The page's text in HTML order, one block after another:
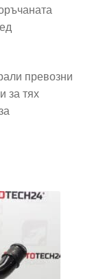
превозни
за тях